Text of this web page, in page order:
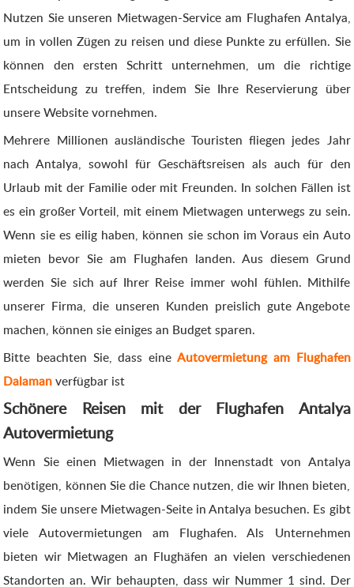
Nutzen Sie unseren Mietwagen-Service am Flughafen Antalya,
um in vollen Zügen zu reisen und diese Punkte zu erfüllen. Sie
können den ersten Schritt unternehmen, um die richtige
Entscheidung zu treffen, indem Sie Ihre Reservierung über
unsere Website vornehmen.
Mehrere Millionen ausländische Touristen fliegen jedes Jahr
nach Antalya, sowohl für Geschäftsreisen als auch für den
Urlaub mit der Familie oder mit Freunden. In solchen Fällen ist
es ein großer Vorteil, mit einem Mietwagen unterwegs zu sein.
Wenn sie es eilig haben, können sie schon im Voraus ein Auto
mieten bevor Sie am Flughafen landen. Aus diesem Grund
werden Sie sich auf Ihrer Reise immer wohl fühlen. Mithilfe
unserer Firma, die unseren Kunden preislich gute Angebote
machen, können sie einiges an Budget sparen.
Bitte beachten Sie, dass eineAutovermietung am Flughafen
Dalamanverfügbar ist
Schönere Reisen mit der Flughafen Antalya
Autovermietung
Wenn Sie einen Mietwagen in der Innenstadt von Antalya
benötigen, können Sie die Chance nutzen, die wir Ihnen bieten,
indem Sie unsere Mietwagen-Seite in Antalya besuchen. Es gibt
viele Autovermietungen am Flughafen. Als Unternehmen
bieten wir Mietwagen an Flughäfen an vielen verschiedenen
Standorten an. Wir behaupten, dass wir Nummer 1 sind. Der